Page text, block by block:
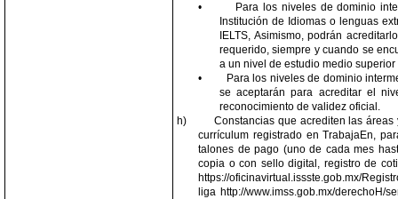
•
Para los niveles de dominio
Institución de Idiomas o lenguas
IELTS, Asimismo, podrán
requerido, siempre y cuando se
a un nivel de estudio medio superior
•
Para los niveles de dominio
se aceptarán para acreditar el
reconocimiento de validez oficial.
h)
Constancias que acrediten las
currículum registrado en TrabajaEn,
talones de pago (uno de cada mes
copia o con sello digital, registro de
https://oficinavirtual.issste.gob.mx/
liga http://www.imss.gob.mx/